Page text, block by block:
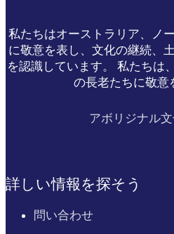
私たちはオーストラリア、ノ
に敬意を表し、文化の継続、
を認識しています。 私たちは
の長老たちに敬意
アボリジナル
詳しい情報を探そう
問い合わせ